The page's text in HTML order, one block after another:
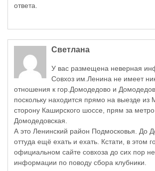
ответа.
Светлана
У вас размещена неверная
Совхоз им.Ленина не имеет
отношения к гор.Домодедово и
поскольку находится прямо на выезде из
сторону Каширского шоссе, прям за метро
Домодедовская.
А это Ленинский район Подмосковья. До
оттуда ещё ехать и ехать. Кстати, в этом
официальном сайте совхоза до сих пор
информации по поводу сбора клубники.